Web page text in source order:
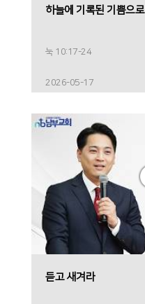
하늘에 기록된 기쁨으로
눅 10:17-24
2026-05-17
듣고 새겨라